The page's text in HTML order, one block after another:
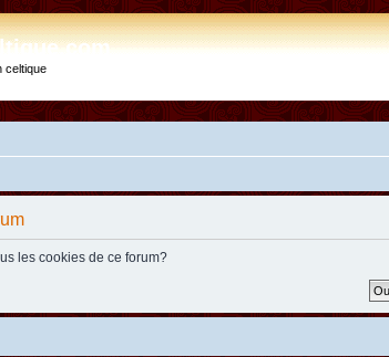
celtique
les cookies de ce forum?